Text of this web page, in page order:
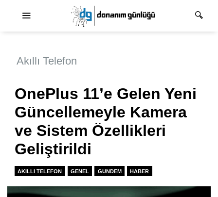
Akıllı Telefon
OnePlus 11’e Gelen Yeni
Güncellemeyle Kamera
ve Sistem Özellikleri
Geliştirildi
AKILLI TELEFON GENEL GUNDEM HABER